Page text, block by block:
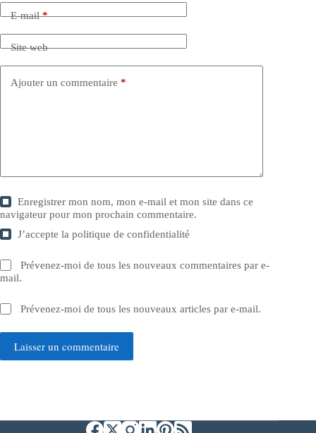
E-mail*
Site web
Ajouter un commentaire *
Enregistrer mon nom, mon e-mail et mon site dans ce
navigateur pour mon prochain commentaire.
J’accepte lapolitique de confidentialité
Prévenez-moi de tous les nouveaux commentaires par e-
mail.
Prévenez-moi de tous les nouveaux articles par e-mail.
Laisser un commentaire